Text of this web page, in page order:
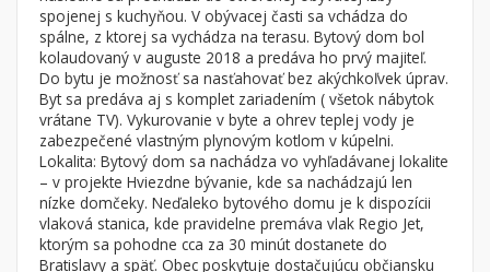
Bývanie a rekreácia
Priemyselný pozemok
Poľnohospodárske pozemky
Záhrada
Iný poľnohospodársky pozemok
Nebytové priestory
Administratívne, obchodné
Filtre
Súkromná inzercia
spojenej s kuchyňou. V obývacej časti sa vchádza do
spálne, z ktorej sa vychádza na terasu. Bytový dom bol
kolaudovaný v auguste 2018 a predáva ho prvý majiteľ.
Do bytu je možnosť sa nasťahovať bez akýchkoľvek úprav.
Byt sa predáva aj s komplet zariadením ( všetok nábytok
vrátane TV). Vykurovanie v byte a ohrev teplej vody je
zabezpečené vlastným plynovým kotlom v kúpelni.
Lokalita: Bytový dom sa nachádza vo vyhľadávanej lokalite
– v projekte Hviezdne bývanie, kde sa nachádzajú len
nízke domčeky. Neďaleko bytového domu je k dispozícii
vlaková stanica, kde pravidelne premáva vlak Regio Jet,
ktorým sa pohodne cca za 30 minút dostanete do
Bratislavy a späť. Obec poskytuje dostačujúcu občiansku